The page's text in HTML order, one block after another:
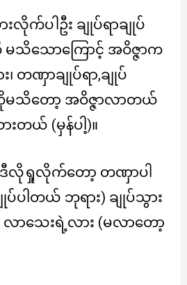
လိုက်ပါဦး ချုပ်ရာချုပ်
မသိသောကြောင့် အဝိဇ္ဇာက
တဏှာချုပ်ရာ,ချုပ်
မသိတော့ အဝိဇ္ဇာလာတယ်
းတယ် (မှန်ပါ့)။
ဒီလိုရှုလိုက်တော့ တဏှာပါ
ပါတယ် ဘုရား) ချုပ်သွား
လာသေးရဲ့လား (မလာတော့